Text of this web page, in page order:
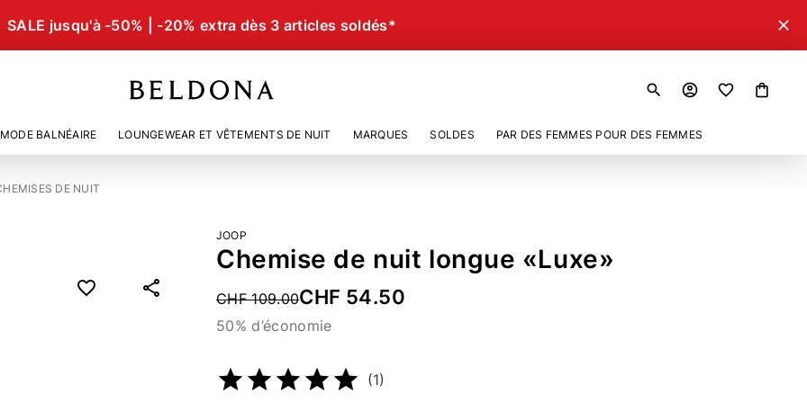
SALE jusqu'à -50% | -20% extra dès 3 articles soldés* close
search account_circle shopping_bag
MODE BALNÉAIRE LOUNGEWEAR ET VÊTEMENTS DE NUIT MARQUES SOLDES PAR DES FEMMES POUR DES FEMMES
DE NUIT
JOOP
Chemise de nuit longue «Luxe»
Price reduced from
CHF 109.00CHF 54.50
50% d’économie
(1)